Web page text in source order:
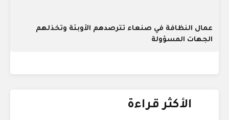
عمال النظافة في صنعاء تترصدهم الأوبئة وتخذلهم
الجهات المسؤولة
الأكثر قراءة